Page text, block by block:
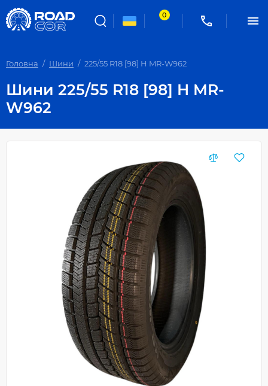
0
Головна Шини 225/55 R18 [98] H MR-W962
Шини 225/55 R18 [98] H MR-
W962